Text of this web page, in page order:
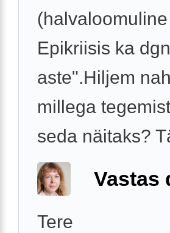
Epikriisis ka
aste".Hiljem
millega
seda näitaks?
Vastas
Tere